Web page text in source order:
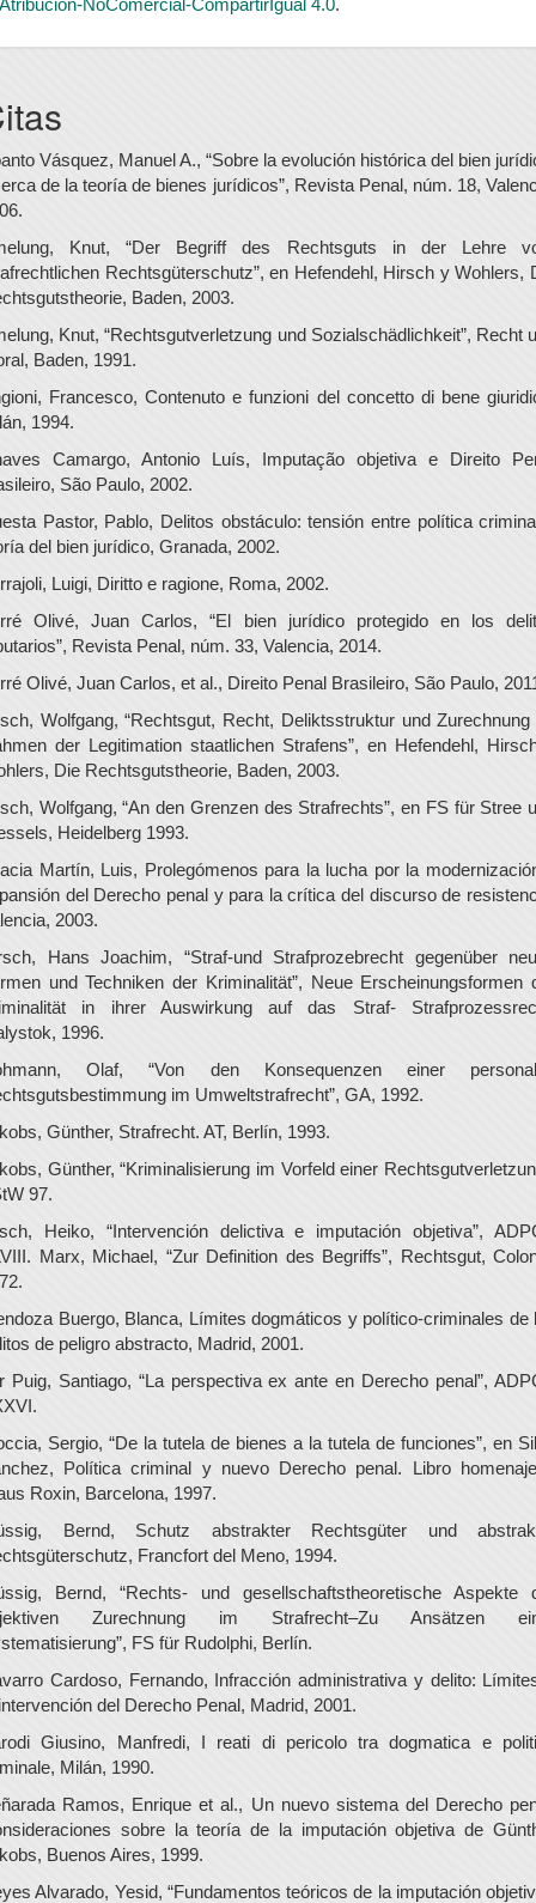
Vásquez, Manuel A., “Sobre la evolución histórica del bien
de la teoría de bienes jurídicos”, Revista Penal, núm. 18,
Knut, “Der Begriff des Rechtsguts in der Lehre
Rechtsgüterschutz”, en Hefendehl, Hirsch y Wohlers,
Baden, 2003.
Knut, “Rechtsgutverletzung und Sozialschädlichkeit”, Recht
Baden, 1991.
Francesco, Contenuto e funzioni del concetto di bene
1994.
Camargo, Antonio Luís, Imputação objetiva e Direito
São Paulo, 2002.
Pastor, Pablo, Delitos obstáculo: tensión entre política
del bien jurídico, Granada, 2002.
Luigi, Diritto e ragione, Roma, 2002.
Olivé, Juan Carlos, “El bien jurídico protegido en los
Revista Penal, núm. 33, Valencia, 2014.
Olivé, Juan Carlos, et al., Direito Penal Brasileiro, São Paulo,
Wolfgang, “Rechtsgut, Recht, Deliktsstruktur und Zurechnung
der Legitimation staatlichen Strafens”, en Hefendehl,
Die Rechtsgutstheorie, Baden, 2003.
Wolfgang, “An den Grenzen des Strafrechts”, en FS für Stree
Heidelberg 1993.
Martín, Luis, Prolegómenos para la lucha por la
del Derecho penal y para la crítica del discurso de
2003.
Hans Joachim, “Straf-und Strafprozebrecht gegenüber
und Techniken der Kriminalität”, Neue Erscheinungsformen
in ihrer Auswirkung auf das Straf-
1996.
Olaf, “Von den Konsequenzen einer
im Umweltstrafrecht”, GA, 1992.
Günther, Strafrecht. AT, Berlín, 1993.
Günther, “Kriminalisierung im Vorfeld einer
97.
Heiko, “Intervención delictiva e imputación objetiva”,
Marx, Michael, “Zur Definition des Begriffs”, Rechtsgut,
Buergo, Blanca, Límites dogmáticos y político-criminales de
de peligro abstracto, Madrid, 2001.
Puig, Santiago, “La perspectiva ex ante en Derecho penal”,
Sergio, “De la tutela de bienes a la tutela de funciones”, en
Política criminal y nuevo Derecho penal. Libro
Roxin, Barcelona, 1997.
Bernd, Schutz abstrakter Rechtsgüter und
Francfort del Meno, 1994.
Bernd, “Rechts- und gesellschaftstheoretische Aspekte
Zurechnung im Strafrecht–Zu Ansätzen
FS für Rudolphi, Berlín.
Cardoso, Fernando, Infracción administrativa y delito:
del Derecho Penal, Madrid, 2001.
Giusino, Manfredi, I reati di pericolo tra dogmatica e
Milán, 1990.
Ramos, Enrique et al., Un nuevo sistema del Derecho
sobre la teoría de la imputación objetiva de
Buenos Aires, 1999.
Alvarado, Yesid, “Fundamentos teóricos de la imputación